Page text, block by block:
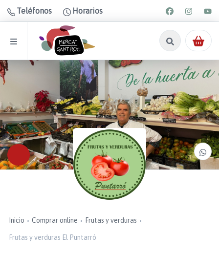
Teléfonos Horarios
Inicio Comprar online Frutas y verduras
Frutas y verduras El Puntarró